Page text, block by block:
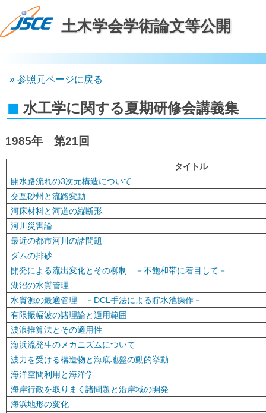
土木学会学術論文等公開
参照元ページに戻る
水工学に関する夏期研修会講義集
1985年 第21回
タイトル
開水路流れの3次元構造について
交互砂州と流路変動
河床材料と河道の縦断形
河川災害論
最近の都市河川の諸問題
ダムの排砂
開発による流出変化とその柳制 －不飽和帯に着目して－
湖沼の水質管理
水質源の最適管理 －DCL手法による貯水池操作－
有限振幅波の諸理論と適用範囲
波浪推算法とその適用性
海浜流発生のメカニズムについて
波力を受ける構造物と海底地盤の動的挙動
海洋空間利用と海洋学
海岸行政を取りまく諸問題と沿岸域の開発
海浜地形の変化